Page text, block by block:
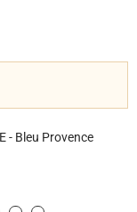
- Bleu Provence